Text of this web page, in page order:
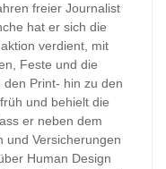
freier Journalist
hat er sich die
verdient, mit
Feste und die
Print- hin zu den
und behielt die
er neben dem
und Versicherungen
Human Design